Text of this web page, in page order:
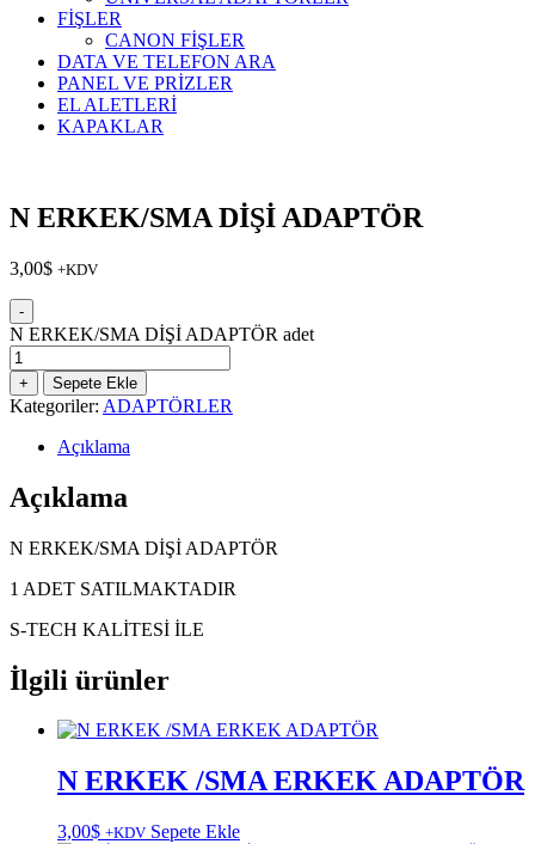
FİŞLER
CANON FİŞLER
DATA VE TELEFON ARA
PANEL VE PRİZLER
EL ALETLERİ
KAPAKLAR
N ERKEK/SMA DİŞİ ADAPTÖR
3,00$ +KDV
-
N ERKEK/SMA DİŞİ ADAPTÖR adet
+ Sepete Ekle
Kategoriler: ADAPTÖRLER
Açıklama
Açıklama
N ERKEK/SMA DİŞİ ADAPTÖR
1 ADET SATILMAKTADIR
S-TECH KALİTESİ İLE
İlgili ürünler
N ERKEK /SMA ERKEK ADAPTÖR
3,00$ +KDV Sepete Ekle